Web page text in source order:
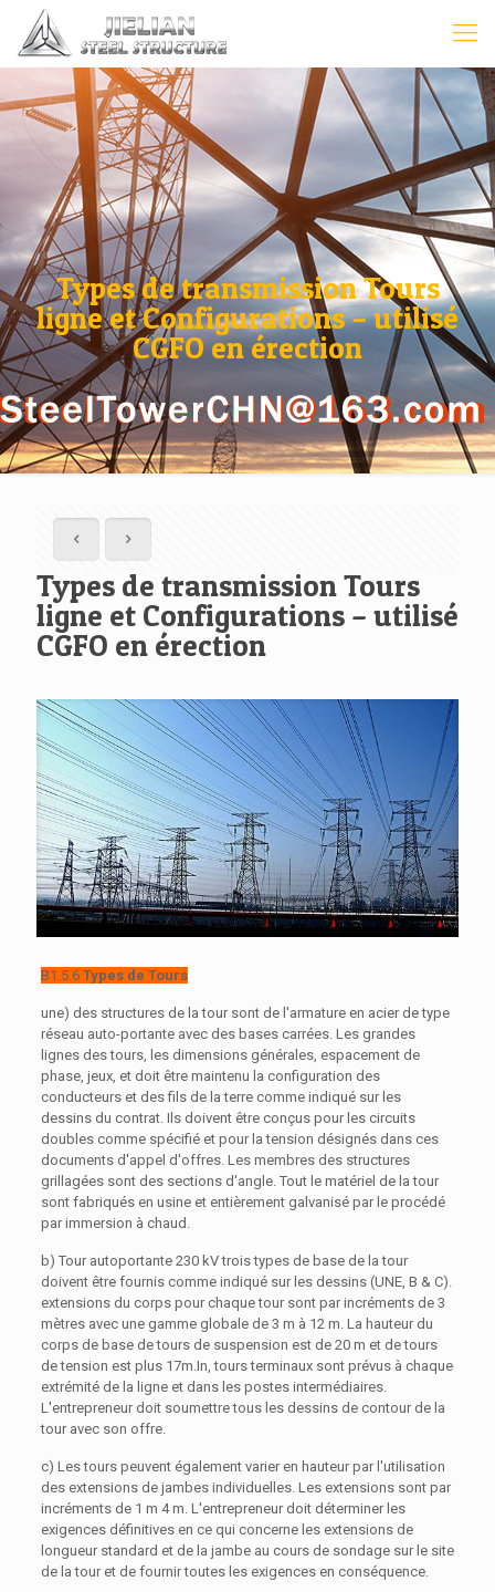
Types de transmission Tours
ligne et Configurations – utilisé
CGFO en érection
Types de transmission Tours
ligne et Configurations – utilisé
CGFO en érection
B1.5.6Types de Tours
une) des structures de la tour sont de l'armature en acier de type
réseau auto-portante avec des bases carrées. Les grandes
lignes des tours, les dimensions générales, espacement de
phase, jeux, et doit être maintenu la configuration des
conducteurs et des fils de la terre comme indiqué sur les
dessins du contrat. Ils doivent être conçus pour les circuits
doubles comme spécifié et pour la tension désignés dans ces
documents d'appel d'offres. Les membres des structures
grillagées sont des sections d'angle. Tout le matériel de la tour
sont fabriqués en usine et entièrement galvanisé par le procédé
par immersion à chaud.
b) Tour autoportante 230 kV trois types de base de la tour
doivent être fournis comme indiqué sur les dessins (UNE, B & C).
extensions du corps pour chaque tour sont par incréments de 3
mètres avec une gamme globale de 3 m à 12 m. La hauteur du
corps de base de tours de suspension est de 20 m et de tours
de tension est plus 17m.In, tours terminaux sont prévus à chaque
extrémité de la ligne et dans les postes intermédiaires.
L'entrepreneur doit soumettre tous les dessins de contour de la
tour avec son offre.
c) Les tours peuvent également varier en hauteur par l'utilisation
des extensions de jambes individuelles. Les extensions sont par
incréments de 1 m 4 m. L'entrepreneur doit déterminer les
exigences définitives en ce qui concerne les extensions de
longueur standard et de la jambe au cours de sondage sur le site
de la tour et de fournir toutes les exigences en conséquence.